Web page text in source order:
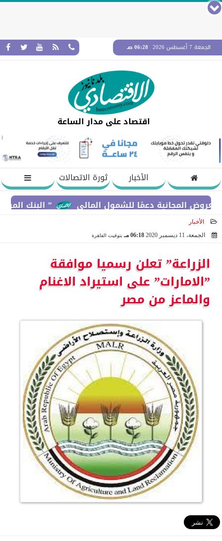
الجمعة 7 أغسطس 2026 06:28 صـ
اقتصاد على مدار الساعة
الأخبار
ثورة الاتصالات
” البنك المركزي” : معدلات الشمول
المجانية دعمًا للشمول المالي
الأخبار
الجمعة، 11 ديسمبر 2020
06:18 مـ بتوقيت القاهرة
الزراعة” تعلن رسميا موافقة
”الامارات” على استيراد الاغنام
والماعز من مصر